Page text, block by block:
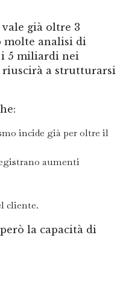
già oltre 3
molte analisi di
i 5 miliardi nei
riuscirà a strutturarsi
incide già per oltre il
aumenti
cliente.
la capacità di